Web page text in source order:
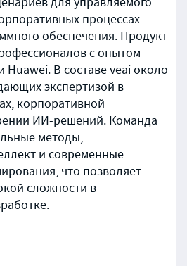
процессах
обеспечения. Продукт
с опытом
Huawei. В составе veai около
экспертизой в
корпоративной
ИИ-решений. Команда
методы,
и современные
что позволяет
сложности в